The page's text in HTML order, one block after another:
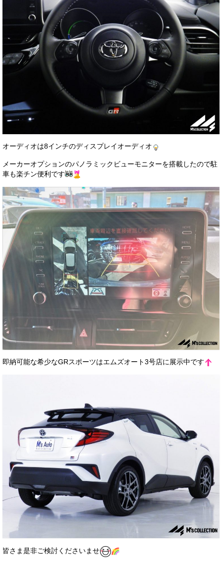
オーディオは8インチのディスプレイオーディオ
メーカーオプションのパノラミックビューモニターを搭載したので駐
車も楽チン便利です
即納可能な希少なGRスポーツはエムズオート3号店に展示中です
皆さま是非ご検討くださいませ